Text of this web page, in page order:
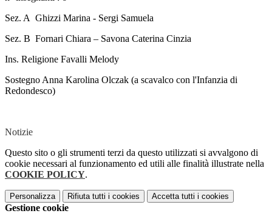
Sez. A Ghizzi Marina - Sergi Samuela
Sez. B Fornari Chiara – Savona Caterina Cinzia
Ins. Religione Favalli Melody
Sostegno Anna Karolina Olczak (a scavalco con l'Infanzia di
Redondesco)
Notizie
Questo sito o gli strumenti terzi da questo utilizzati si avvalgono di
cookie necessari al funzionamento ed utili alle finalità illustrate nella
COOKIE POLICY.
Personalizza Rifiuta tutti i cookies Accetta tutti i cookies
Gestione cookie